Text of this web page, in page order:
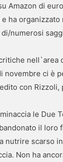
Amazon di
numerosi
ci è
con
le Due
il
nutrire scarso
Non ha